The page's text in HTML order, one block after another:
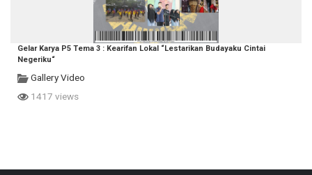
Gelar Karya P5 Tema 3 : Kearifan Lokal “Lestarikan Budayaku Cintai
Negeriku“
Gallery Video
1417 views